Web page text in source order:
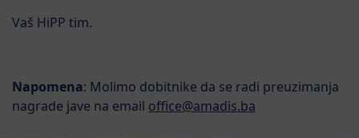
Vaš HiPP tim.
Napomena: Molimo dobitnike da se radi preuzimanja
nagrade jave na email office@amadis.ba